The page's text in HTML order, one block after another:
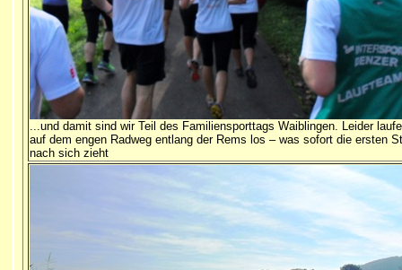
...und damit sind wir Teil des Familiensporttags Waiblingen. Leider
auf dem engen Radweg entlang der Rems los – was sofort die ersten
nach sich zieht